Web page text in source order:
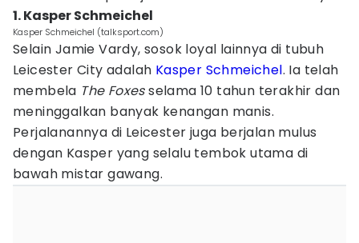
1. Kasper Schmeichel
Kasper Schmeichel (talksport.com)
Selain Jamie Vardy, sosok loyal lainnya di tubuh
Leicester City adalah Kasper Schmeichel. Ia telah
membela The Foxesselama 10 tahun terakhir dan
meninggalkan banyak kenangan manis.
Perjalanannya di Leicester juga berjalan mulus
dengan Kasper yang selalu tembok utama di
bawah mistar gawang.